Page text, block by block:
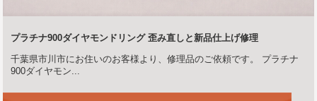
プラチナ900ダイヤモンドリング 歪み直しと新品仕上げ修理
千葉県市川市にお住いのお客様より、修理品のご依頼です。 プラチナ
900ダイヤモン...